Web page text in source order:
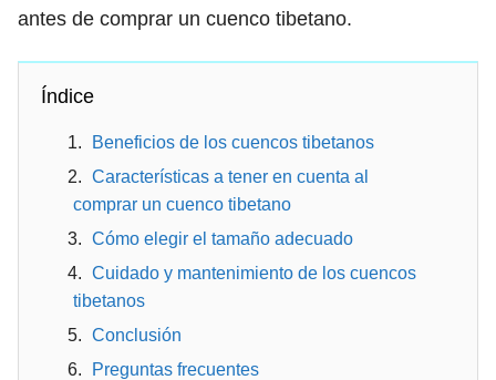
antes de comprar un cuenco tibetano.
Índice
Beneficios de los cuencos tibetanos
Características a tener en cuenta al
comprar un cuenco tibetano
Cómo elegir el tamaño adecuado
Cuidado y mantenimiento de los cuencos
tibetanos
Conclusión
Preguntas frecuentes